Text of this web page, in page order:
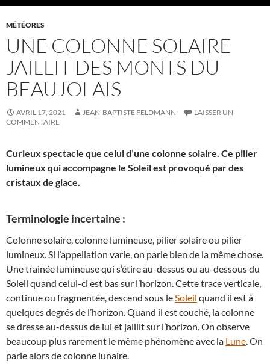
MÉTÉORES
UNE COLONNE SOLAIRE
JAILLIT DES MONTS DU
BEAUJOLAIS
AVRIL 17, 2021 JEAN-BAPTISTE FELDMANN
LAISSER UN
COMMENTAIRE
Curieux spectacle que celui d’une colonne solaire. Ce pilier
lumineux qui accompagne le Soleil est provoqué par des
cristaux de glace.
Terminologie incertaine :
Colonne solaire, colonne lumineuse, pilier solaire ou pilier
lumineux. Si l’appellation varie, on parle bien de la même chose.
Une trainée lumineuse qui s’étire au-dessus ou au-dessous du
Soleil quand celui-ci est bas sur l’horizon. Cette trace verticale,
continue ou fragmentée, descend sous leSoleil quand il est à
quelques degrés de l’horizon. Quand il est couché, la colonne
se dresse au-dessus de lui et jaillit sur l’horizon. On observe
beaucoup plus rarement le même phénomène avec la Lune. On
parle alors de colonne lunaire.